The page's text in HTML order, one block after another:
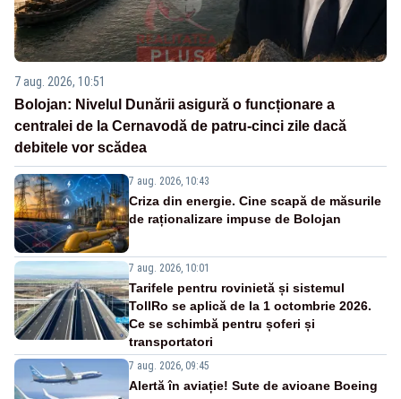
7 aug. 2026, 10:51
Bolojan: Nivelul Dunării asigură o funcționare a
centralei de la Cernavodă de patru-cinci zile dacă
debitele vor scădea
7 aug. 2026, 10:43
Criza din energie. Cine scapă de măsurile
de raționalizare impuse de Bolojan
7 aug. 2026, 10:01
Tarifele pentru rovinietă și sistemul
TollRo se aplică de la 1 octombrie 2026.
Ce se schimbă pentru șoferi și
transportatori
7 aug. 2026, 09:45
Alertă în aviație! Sute de avioane Boeing